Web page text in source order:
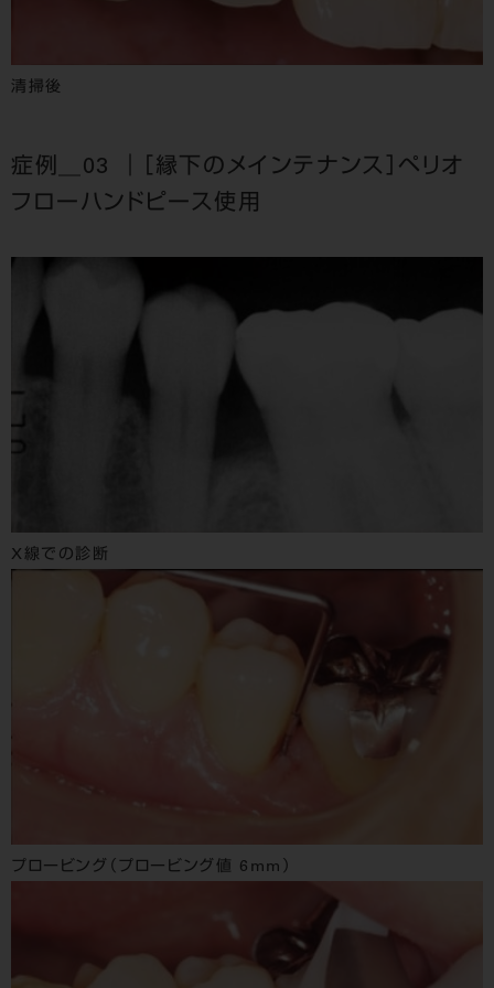
清掃後
症例＿03 ｜［縁下のメインテナンス］ペリオ
フローハンドピース使用
X線での診断
プロービング（プロービング値 6mm）